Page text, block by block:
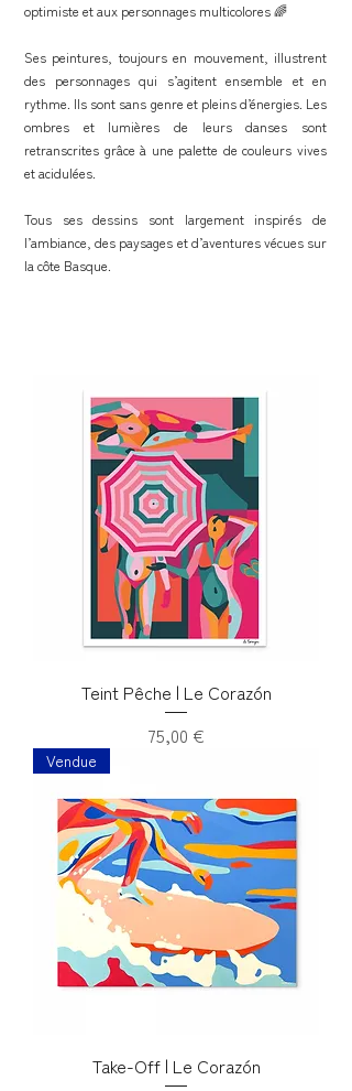
optimiste et aux personnages multicolores 🌈
Ses peintures, toujours en mouvement, illustrent
des personnages qui s’agitent ensemble et en
rythme. Ils sont sans genre et pleins d’énergies. Les
ombres et lumières de leurs danses sont
retranscrites grâce à une palette de couleurs vives
et acidulées.
Tous ses dessins sont largement inspirés de
l’ambiance, des paysages et d’aventures vécues sur
la côte Basque.
Teint Pêche | Le Corazón
Prix
75,00 €
Vendue
Take-Off | Le Corazón